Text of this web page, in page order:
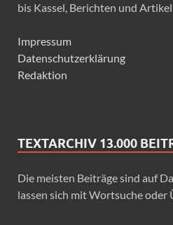
bis Kassel, Berichten und
Impressum
Datenschutzerklärung
Redaktion
TEXTARCHIV 13.000
Die meisten Beiträge sind auf
lassen sich mit Wortsuche